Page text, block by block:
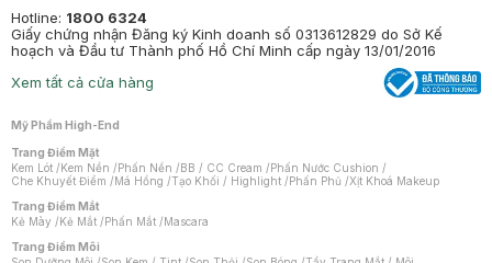
Hotline: 1800 6324
Giấy chứng nhận Đăng ký Kinh doanh số 0313612829 do Sở Kế
hoạch và Đầu tư Thành phố Hồ Chí Minh cấp ngày 13/01/2016
Xem tất cả cửa hàng
Mỹ Phẩm High-End
Trang Điểm Mặt
Kem Lót /Kem Nền /Phấn Nền /BB / CC Cream /Phấn Nước Cushion /
Che Khuyết Điểm /Má Hồng /Tạo Khối / Highlight /Phấn Phủ /Xịt Khoá Makeup
Trang Điểm Mắt
Kẻ Mày /Kẻ Mắt /Phấn Mắt /Mascara
Trang Điểm Môi